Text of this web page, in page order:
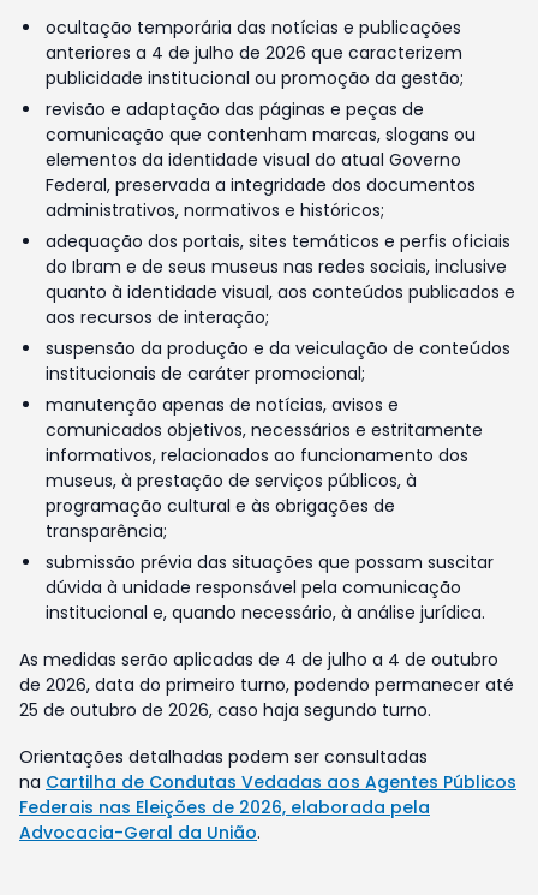
ocultação temporária das notícias e publicações
anteriores a 4 de julho de 2026 que caracterizem
publicidade institucional ou promoção da gestão;
revisão e adaptação das páginas e peças de
comunicação que contenham marcas, slogans ou
elementos da identidade visual do atual Governo
Federal, preservada a integridade dos documentos
administrativos, normativos e históricos;
adequação dos portais, sites temáticos e perfis oficiais
do Ibram e de seus museus nas redes sociais, inclusive
quanto à identidade visual, aos conteúdos publicados e
aos recursos de interação;
suspensão da produção e da veiculação de conteúdos
institucionais de caráter promocional;
manutenção apenas de notícias, avisos e
comunicados objetivos, necessários e estritamente
informativos, relacionados ao funcionamento dos
museus, à prestação de serviços públicos, à
programação cultural e às obrigações de
transparência;
submissão prévia das situações que possam suscitar
dúvida à unidade responsável pela comunicação
institucional e, quando necessário, à análise jurídica.
As medidas serão aplicadas de 4 de julho a 4 de outubro
de 2026, data do primeiro turno, podendo permanecer até
25 de outubro de 2026, caso haja segundo turno.
Orientações detalhadas podem ser consultadas
na Cartilha de Condutas Vedadas aos Agentes Públicos
Federais nas Eleições de 2026, elaborada pela
Advocacia-Geral da União.